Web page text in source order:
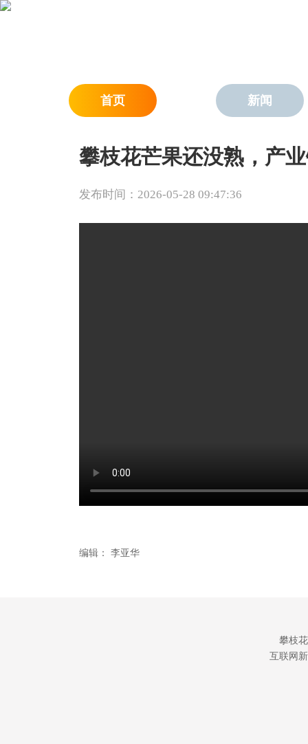
首页 新闻
攀枝花芒果还没熟，产
发布时间：2026-05-28 09:47:36
编辑： 李亚华
攀枝
互联网